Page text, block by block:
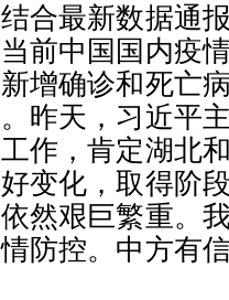
最新数据通报
前中国国内疫
增确诊和死亡
昨天，习近平
作，肯定湖北
变化，取得阶
然艰巨繁重。
防控。中方有